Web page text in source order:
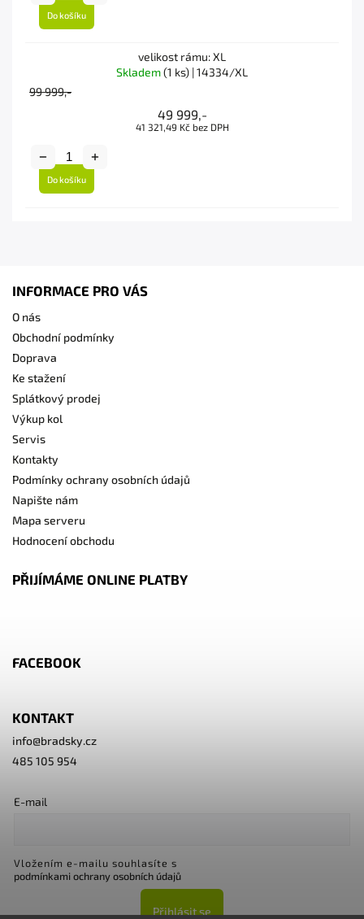
Do košíku
velikost rámu: XL
Skladem(1 ks) | 14334/XL
99 999,-
49 999,-
41 321,49 Kč bez DPH
Do košíku
INFORMACE PRO VÁS
O nás
Obchodní podmínky
Doprava
Ke stažení
Splátkový prodej
Výkup kol
Servis
Kontakty
Podmínky ochrany osobních údajů
Napište nám
Mapa serveru
Hodnocení obchodu
PŘIJÍMÁME ONLINE PLATBY
FACEBOOK
KONTAKT
info@bradsky.cz
485 105 954
E-mail
Vložením e-mailu souhlasíte s
podmínkami ochrany osobních údajů
Přihlásit se